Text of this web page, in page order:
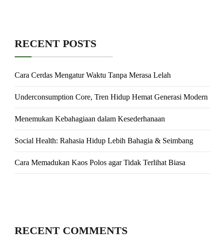
RECENT POSTS
Cara Cerdas Mengatur Waktu Tanpa Merasa Lelah
Underconsumption Core, Tren Hidup Hemat Generasi Modern
Menemukan Kebahagiaan dalam Kesederhanaan
Social Health: Rahasia Hidup Lebih Bahagia & Seimbang
Cara Memadukan Kaos Polos agar Tidak Terlihat Biasa
RECENT COMMENTS